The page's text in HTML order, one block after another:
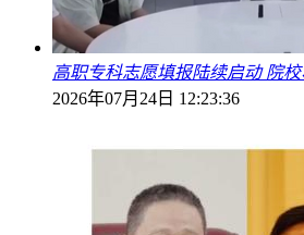
高职专科志愿填报陆续启动 院
2026年07月24日 12:23:36